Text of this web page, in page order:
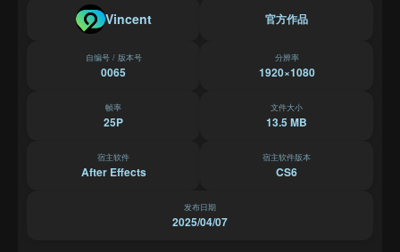
Vincent 官方作品
自编号 / 版本号
0065
分辨率
1920×1080
帧率
25P
文件大小
13.5 MB
宿主软件
After Effects
宿主软件版本
CS6
发布日期
2025/04/07